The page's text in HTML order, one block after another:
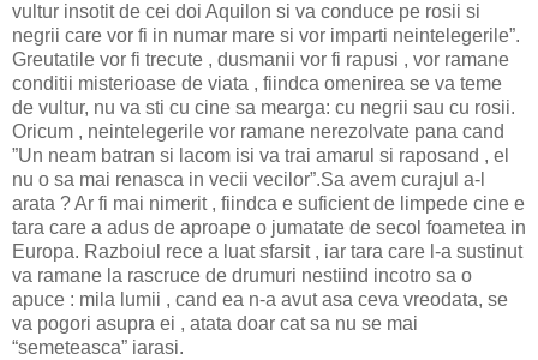
vultur insotit de cei doi Aquilon si va conduce pe rosii si
negrii care vor fi in numar mare si vor imparti neintelegerile”.
Greutatile vor fi trecute , dusmanii vor fi rapusi , vor ramane
conditii misterioase de viata , fiindca omenirea se va teme
de vultur, nu va sti cu cine sa mearga: cu negrii sau cu rosii.
Oricum , neintelegerile vor ramane nerezolvate pana cand
”Un neam batran si lacom isi va trai amarul si raposand , el
nu o sa mai renasca in vecii vecilor”.Sa avem curajul a-l
arata ? Ar fi mai nimerit , fiindca e suficient de limpede cine e
tara care a adus de aproape o jumatate de secol foametea in
Europa. Razboiul rece a luat sfarsit , iar tara care l-a sustinut
va ramane la rascruce de drumuri nestiind incotro sa o
apuce : mila lumii , cand ea n-a avut asa ceva vreodata, se
va pogori asupra ei , atata doar cat sa nu se mai
“semeteasca” iarasi.